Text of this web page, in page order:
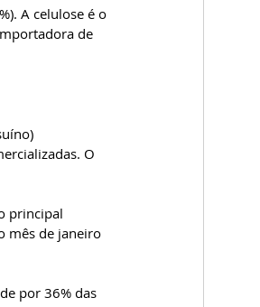
A celulose é o
de
O
principal
mês de janeiro
por 36% das